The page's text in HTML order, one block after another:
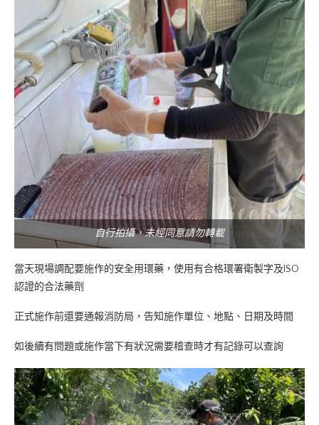
自行拍攝，未經同意請勿轉載
當天現場調配要施作的安全用環藥，使用有合格環署衛製字及ISO
認證的合法藥劑
正式施作前還要通報消防局，告知施作單位、地點、日期及時間
如後續有問題或施作當下有狀況需要稽查時才有記錄可以查詢